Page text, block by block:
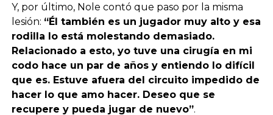
Y, por último, Nole contó que paso por la misma
lesión: “Él también es un jugador muy alto y esa
rodilla lo está molestando demasiado.
Relacionado a esto, yo tuve una cirugía en mi
codo hace un par de años y entiendo lo difícil
que es. Estuve afuera del circuito impedido de
hacer lo que amo hacer. Deseo que se
recupere y pueda jugar de nuevo”.